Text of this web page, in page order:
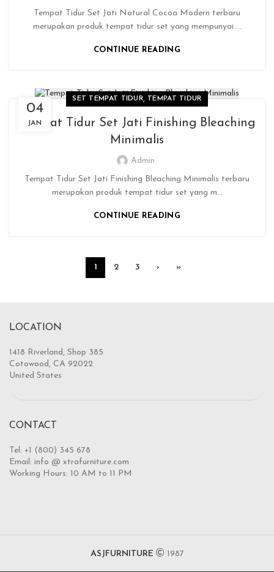
Tempat Tidur Set Jati Natural Cocoa Modern terbaru
merupakan produk tempat tidur set yang mempunyai ...
CONTINUE READING
04
JAN
SET TEMPAT TIDUR, TEMPAT TIDUR
Tempat Tidur Set Jati Finishing Bleaching
Minimalis
Admin
Tempat Tidur Set Jati Finishing Bleaching Minimalis terbaru
merupakan produk tempat tidur set yang m...
CONTINUE READING
1 2 3 › »
LOCATION
1418 Riverland, Shop 385
Cotowood, CA 92022
United States
CONTACT
Tel: +1 (800) 345 678
Email: info @ xtrafurniture.com
Working Hours: 10 AM to 11 PM
ASJFURNITURE 1987